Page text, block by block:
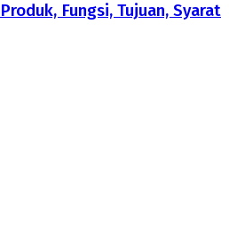
Fungsi, Tujuan, Syarat